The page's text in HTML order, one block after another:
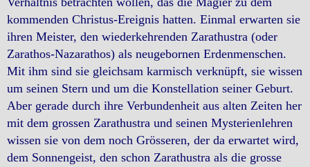
kommenden Christus-Ereignis hatten. Einmal erwarten sie
ihren Meister, den wiederkehrenden Zarathustra (oder
Zarathos-Nazarathos) als neugebornen Erdenmenschen.
Mit ihm sind sie gleichsam karmisch verknüpft, sie wissen
um seinen Stern und um die Konstellation seiner Geburt.
Aber gerade durch ihre Verbundenheit aus alten Zeiten her
mit dem grossen Zarathustra und seinen Mysterienlehren
wissen sie von dem noch Grösseren, der da erwartet wird,
dem Sonnengeist, den schon Zarathustra als die grosse